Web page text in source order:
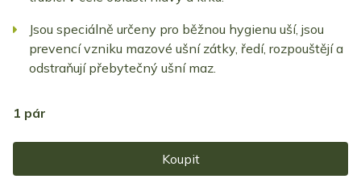
Jsou speciálně určeny pro běžnou hygienu uší, jsou
prevencí vzniku mazové ušní zátky, ředí, rozpouštějí a
odstraňují přebytečný ušní maz.
1 pár
Koupit